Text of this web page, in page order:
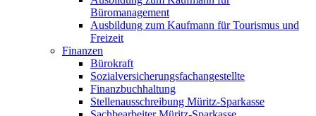
Büromanagement
Ausbildung zum Kaufmann für Tourismus und
Freizeit
Finanzen
Bürokraft
Sozialversicherungsfachangestellte
Finanzbuchhaltung
Stellenausschreibung Müritz-Sparkasse